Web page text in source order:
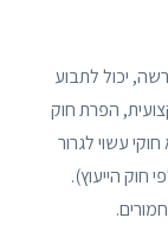
יכול לתבוע
הפרת חוק
עשוי לגרור
לפי חוק הייעוץ).